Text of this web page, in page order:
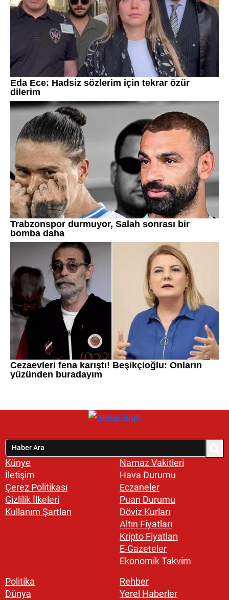
Künye
İletişim
Çerez Politikası
Gizlilik İlkeleri
Kullanım Şartları
Namaz Vakitleri
Hava Durumu
Eczaneler
Puan Durumu
Döviz Kurları
Altın Fiyatları
Kripto Fiyatları
E-Gazeteler
Ekonomik Takvim
Politika
Dünya
Rehber
Yerel Haberler